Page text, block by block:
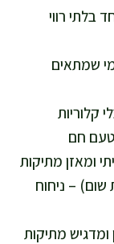
שומן חד בלתי רווי
שמתאים
2 כפית אבקת שום) – ניחוח
– מרענן ומדגיש מתיקות